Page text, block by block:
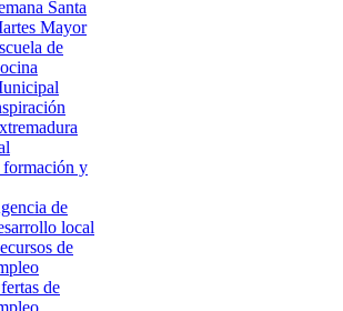
Santa
Mayor
de
y
de
local
de
de